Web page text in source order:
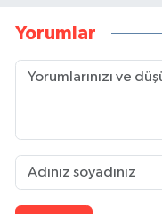
Yorumlar